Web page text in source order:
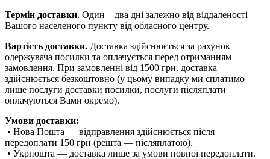
Термін доставки. Один – два дні залежно від віддаленості
Вашого населеного пункту від обласного центру.
Вартість доставки. Доставка здійснюється за рахунок
одержувача посилки та оплачується перед отриманням
замовлення. При замовленні від 1500 грн. доставка
здійснюється безкоштовно (у цьому випадку ми сплатимо
лише послуги доставки посилки, послуги післяплати
оплачуються Вами окремо).
Умови доставки:
• Нова Пошта — відправлення здійснюється після
передоплати 150 грн (решта — післяплатою).
• Укрпошта — доставка лише за умови повної передоплати.